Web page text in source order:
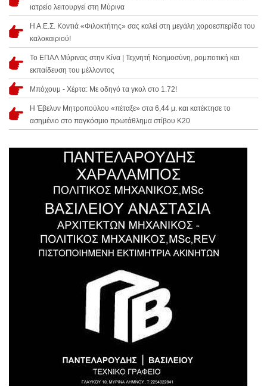
ιατρείο λειτουργεί στη Μύρινα
Η Α.Ε.Σ. Κοντιά «Φιλοκτήτης» σας καλεί στη μεγάλη χοροεσπερίδα του
καλοκαιριού!
Το ΕΠΑΛ Μύρινας στην Κίνα | Τεχνητή Νοημοσύνη, ρομποτική και
εκπαίδευση του μέλλοντος
Μπόχουμ - Χέρτα: Με οδηγό τα γκολ στο 1.72!
Η Έβελυν Μητροπούλου «πέταξε» στα 6,44 μ. και κατέκτησε το
ασημένιο στο παγκόσμιο πρωτάθλημα στίβου Κ20